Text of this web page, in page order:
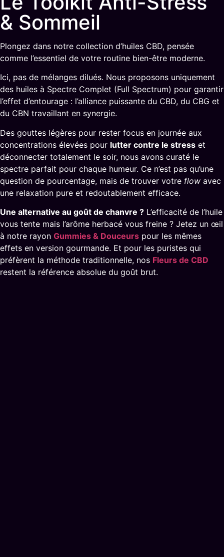
& Sommeil
Plongez dans notre collection d’huiles CBD, pensée
comme l’essentiel de votre routine bien-être moderne.
Ici, pas de mélanges dilués. Nous proposons uniquement
des huiles à Spectre Complet (Full Spectrum) pour garantir
l’effet d’entourage : l’alliance puissante du CBD, du CBG et
du CBN travaillant en synergie.
Des gouttes légères pour rester focus en journée aux
concentrations élevées pour lutter contre le stress et
déconnecter totalement le soir, nous avons curaté le
spectre parfait pour chaque humeur. Ce n’est pas qu’une
question de pourcentage, mais de trouver votre flow avec
une relaxation pure et redoutablement efficace.
Une alternative au goût de chanvre ? L’efficacité de l’huile
vous tente mais l’arôme herbacé vous freine ? Jetez un œil
à notre rayon Gummies & Douceurs pour les mêmes
effets en version gourmande. Et pour les puristes qui
préfèrent la méthode traditionnelle, nos Fleurs de CBD
restent la référence absolue du goût brut.